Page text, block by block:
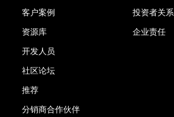
客户案例
资源库
开发人员
社区论坛
推荐
分销商合作伙伴
投资者关系
企业责任